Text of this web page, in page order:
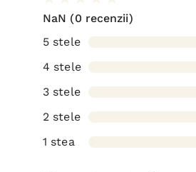
NaN (0 recenzii)
5 stele
4 stele
3 stele
2 stele
1 stea